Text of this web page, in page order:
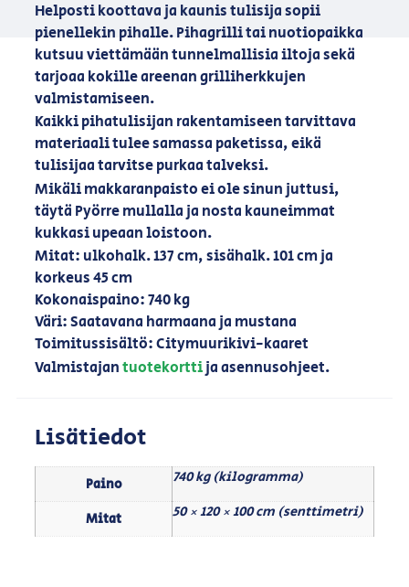
Helposti koottava ja kaunis tulisija sopii
pienellekin pihalle. Pihagrilli tai nuotiopaikka
kutsuu viettämään tunnelmallisia iltoja sekä
tarjoaa kokille areenan grilliherkkujen
valmistamiseen.
Kaikki pihatulisijan rakentamiseen tarvittava
materiaali tulee samassa paketissa, eikä
tulisijaa tarvitse purkaa talveksi.
Mikäli makkaranpaisto ei ole sinun juttusi,
täytä Pyörre mullalla ja nosta kauneimmat
kukkasi upeaan loistoon.
Mitat: ulkohalk. 137 cm, sisähalk. 101 cm ja
korkeus 45 cm
Kokonaispaino: 740 kg
Väri: Saatavana harmaana ja mustana
Toimitussisältö: Citymuurikivi-kaaret
Valmistajantuotekorttija asennusohjeet.
Lisätiedot
Paino 740 kg (kilogramma)
Mitat 50 × 120 × 100 cm (senttimetri)